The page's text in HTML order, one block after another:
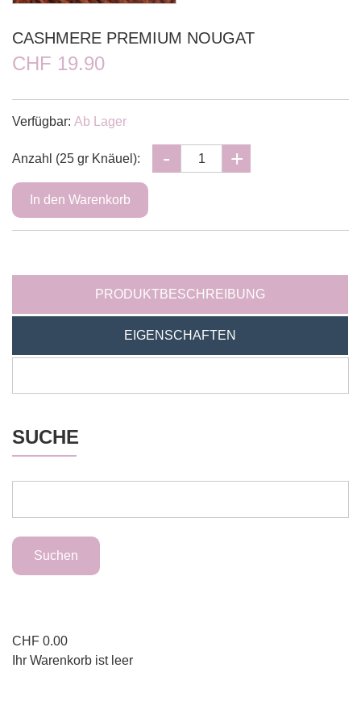
CASHMERE PREMIUM NOUGAT
CHF 19.90
Verfügbar: Ab Lager
Anzahl (25 gr Knäuel):
PRODUKTBESCHREIBUNG
EIGENSCHAFTEN
SUCHE
CHF 0.00
Ihr Warenkorb ist leer